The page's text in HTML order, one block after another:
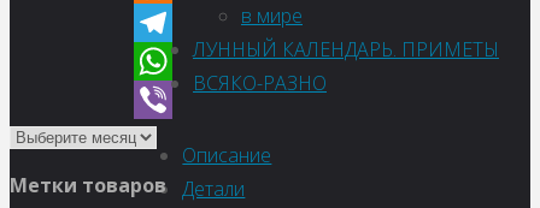
Odnoklassniki
Telegram
WhatsApp
Viber
Описание
Детали
в мире
ЛУННЫЙ КАЛЕНДАРЬ. ПРИМЕТЫ
ВСЯКО-РАЗНО
Метки товаров